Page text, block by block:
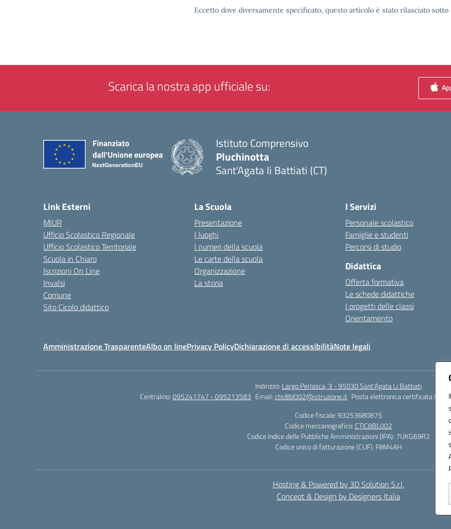
Eccetto dove diversamente specificato, questo articolo è stato rilasciato
Scarica la nostra app ufficiale su:
Istituto Comprensivo
Pluchinotta
Sant'Agata li Battiati (CT)
Link Esterni
MIUR
Ufficio Scolastico Regionale
Ufficio Scolastico Territoriale
Scuola in Chiaro
Iscrizioni On Line
Invalsi
Comune
Sito Cicolo didattico
La Scuola
Presentazione
I luoghi
I numeri della scuola
Le carte della scuola
Organizzazione
La storia
I Servizi
Personale scolastico
Famiglie e studenti
Percorsi di studio
Didattica
Offerta formativa
Le schede didattiche
I progetti delle classi
Orientamento
Amministrazione TrasparenteAlbo on linePrivacy PolicyDichiarazione di accessibilitàNote legali
Indirizzo: Largo Perlasca, 3 - 95030 Sant’Agata Li Battiati
Centralino:095241747 - 095213583 Email:ctic8bl002@istruzione.it Posta elettronica certificata (PEC):
Codice fiscale: 93253680875
Codice meccanografico: CTIC8BL002
Codice Indice delle Pubbliche Amministrazioni (IPA): 7UKG69R2
Codice unico di fatturazione (CUF): F8M4AH
Hosting & Powered by 3D Solution S.r.l.
Concept & Design by Designers Italia